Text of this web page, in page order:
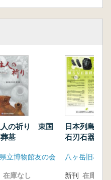
中期土器の動態 藤
生社会の在り方
一栗林式土器編年の
成立から終焉まで 寺
勝則
容と祭祀 吉田 広
墓制の階層性と集
人の祈り 東国
墓
立博物館友の会
在庫なし
日本列島に
石刃石器群
新刊 在庫なし